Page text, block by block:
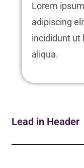
Lorem
adipiscing
incididunt ut
aliqua.
Lead in Header